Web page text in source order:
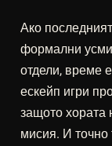
Ако
формални
отдели, време
ескейп игри
защото хората
мисия. И точно